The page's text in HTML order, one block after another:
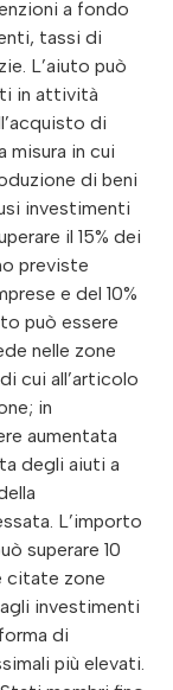
a fondo
tassi di
L’aiuto può
in attività
di
misura in cui
di beni
investimenti
il 15% dei
previste
e del 10%
può essere
nelle zone
cui all’articolo
in
aumentata
degli aiuti a
L’importo
superare 10
citate zone
investimenti
di
più elevati.